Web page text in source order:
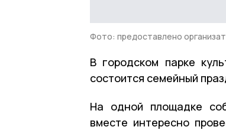
Фото: предоставлено
В городском парке
состоится семейный
На одной площадке
вместе интересно